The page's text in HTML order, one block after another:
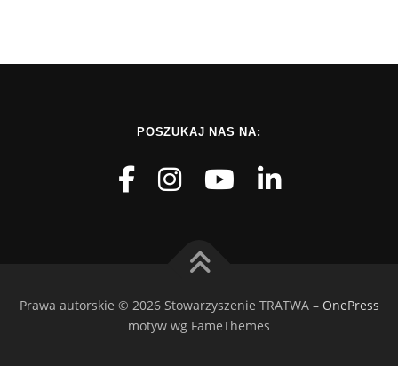
POSZUKAJ NAS NA:
Prawa autorskie © 2026 Stowarzyszenie TRATWA – OnePress
motyw wg FameThemes